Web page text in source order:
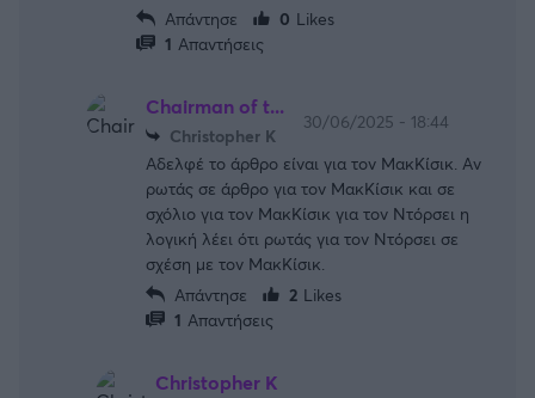
Απάντησε
0 Likes
1 Απαντήσεις
Chairman of t...
Christopher K
30/06/2025 - 18:44
Αδελφέ το άρθρο είναι για τον ΜακΚίσικ. Αν
ρωτάς σε άρθρο για τον ΜακΚίσικ και σε
σχόλιο για τον ΜακΚίσικ για τον Ντόρσει η
λογική λέει ότι ρωτάς για τον Ντόρσει σε
σχέση με τον ΜακΚίσικ.
Απάντησε
2 Likes
1 Απαντήσεις
Christopher K